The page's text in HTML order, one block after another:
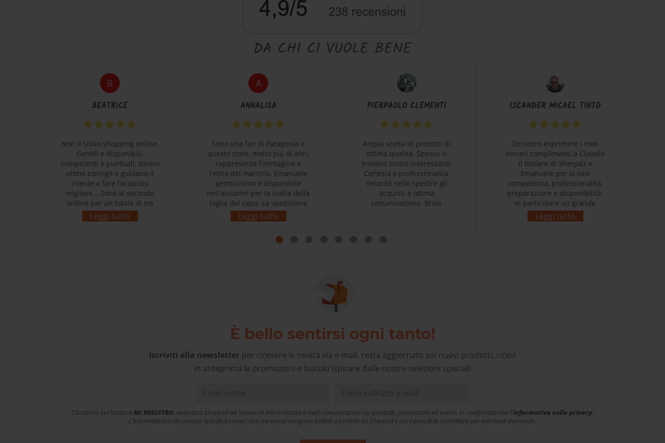
DA CHI CI VUOLE BENE
B
BEATRICE
Non il solito shopping online.
Gentili e disponibili,
competenti e puntuali, danno
ottimi consigli e guidano il
cliente a fare l’acquisto
migliore... Sono al secondo
ordine per un totale di tre
prodotti acquistati. Massima
cura nell’imballaggio e nella
Leggi tutto
A
ANNALISA
Sono una fan di Patagonia e
questo store, molto più di altri,
rappresenta l'immagine e
l'etica del marchio. Emanuele
gentilissimo e disponibile
nell'aiutarmi per la scelta della
taglia del capo. La spedizione
super veloce e precisa. Sono di
Cesena e potrei acquistare
certamente più vicini, ma a
Leggi tutto
PIERPAOLO CLEMENTI
Ampia scelta di prodotti di
ottima qualità. Spesso si
trovano sconti interessanti.
Cortesia e professionalità.
Velocità nello spedire gli
acquisti e ottima
comunicazione. Bravi.
ISCANDER MICAEL TINTO
Desidero esprimere i miei
sinceri complimenti a Claudio
il titolare di Sherpa3 e
Emanuele per la loro
competenza, professionalità,
preparazione e disponibilità.
In particolare un grande
ringraziamento a Claudio per
come ha saputo capire gusti e
Leggi tutto
È bello sentirsi ogni tanto!
Iscriviti alla newsletterper ricevere le novità via e-mail, resta aggiornato sui nuovi prodotti, ricevi
in anteprima le promozioni e lasciati ispirare dalle nostre selezioni speciali
Cliccando sul bottoneMI REGISTRO, autorizzo Sherpa3 ad inviare al mio indirizzo e-mail comunicazioni su prodotti, promozioni ed eventi, in conformità con l'informativa sulla privacy
L'informativa sulla privacy specifica come i dati personali vengono trattati e protetti da Sherpa3 e chi è possibile contattare per eventuali domande.